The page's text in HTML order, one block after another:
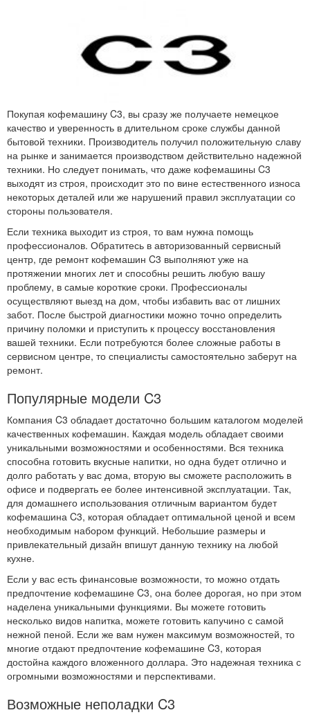
Покупая кофемашину C3, вы сразу же получаете немецкое
качество и уверенность в длительном сроке службы данной
бытовой техники. Производитель получил положительную славу
на рынке и занимается производством действительно надежной
техники. Но следует понимать, что даже кофемашины C3
выходят из строя, происходит это по вине естественного износа
некоторых деталей или же нарушений правил эксплуатации со
стороны пользователя.
Если техника выходит из строя, то вам нужна помощь
профессионалов. Обратитесь в авторизованный сервисный
центр, где ремонт кофемашин C3 выполняют уже на
протяжении многих лет и способны решить любую вашу
проблему, в самые короткие сроки. Профессионалы
осуществляют выезд на дом, чтобы избавить вас от лишних
забот. После быстрой диагностики можно точно определить
причину поломки и приступить к процессу восстановления
вашей техники. Если потребуются более сложные работы в
сервисном центре, то специалисты самостоятельно заберут на
ремонт.
Популярные модели C3
Компания C3 обладает достаточно большим каталогом моделей
качественных кофемашин. Каждая модель обладает своими
уникальными возможностями и особенностями. Вся техника
способна готовить вкусные напитки, но одна будет отлично и
долго работать у вас дома, вторую вы сможете расположить в
офисе и подвергать ее более интенсивной эксплуатации. Так,
для домашнего использования отличным вариантом будет
кофемашина C3, которая обладает оптимальной ценой и всем
необходимым набором функций. Небольшие размеры и
привлекательный дизайн впишут данную технику на любой
кухне.
Если у вас есть финансовые возможности, то можно отдать
предпочтение кофемашине C3, она более дорогая, но при этом
наделена уникальными функциями. Вы можете готовить
несколько видов напитка, можете готовить капучино с самой
нежной пеной. Если же вам нужен максимум возможностей, то
многие отдают предпочтение кофемашине C3, которая
достойна каждого вложенного доллара. Это надежная техника с
огромными возможностями и перспективами.
Возможные неполадки C3